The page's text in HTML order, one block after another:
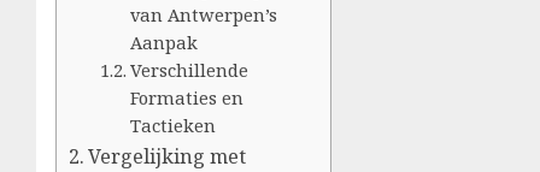
van Antwerpen’s
Aanpak
Verschillende
Formaties en
Tactieken
Vergelijking met